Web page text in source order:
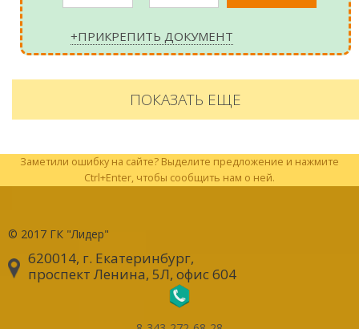
+ПРИКРЕПИТЬ ДОКУМЕНТ
ПОКАЗАТЬ ЕЩЕ
Заметили ошибку на сайте? Выделите предложение и нажмите
Ctrl+Enter, чтобы сообщить нам о ней.
© 2017 ГК "Лидер"
620014, г. Екатеринбург,
проспект Ленина, 5Л, офис 604